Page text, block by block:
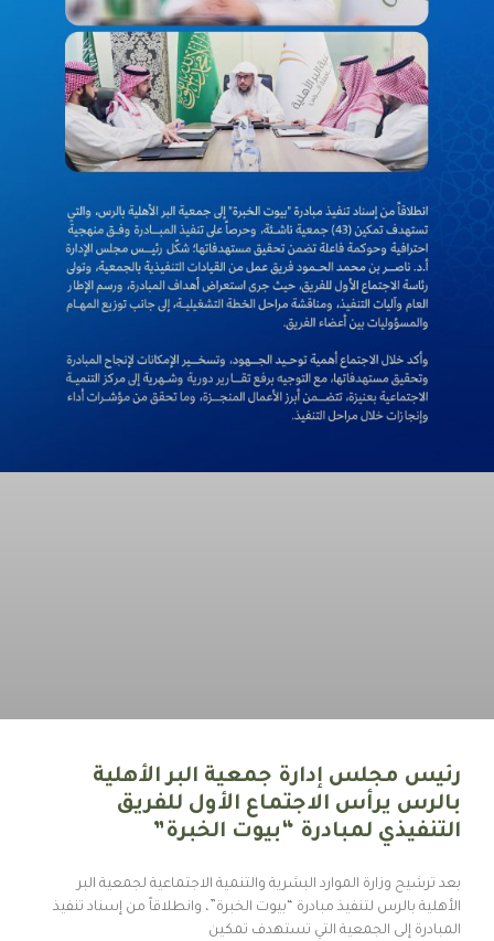
رئيس مجلس إدارة جمعية البر الأهلية
بالرس يرأس الاجتماع الأول للفريق
التنفيذي لمبادرة “بيوت الخبرة”
بعد ترشيح وزارة الموارد البشرية والتنمية الاجتماعية لجمعية البر
الأهلية بالرس لتنفيذ مبادرة “بيوت الخبرة”، وانطلاقاً من إسناد تنفيذ
المبادرة إلى الجمعية التي تستهدف تمكين